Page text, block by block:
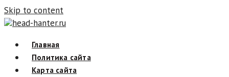
Skip to content
head-hanter.ru
Главная
Политика сайта
Карта сайта